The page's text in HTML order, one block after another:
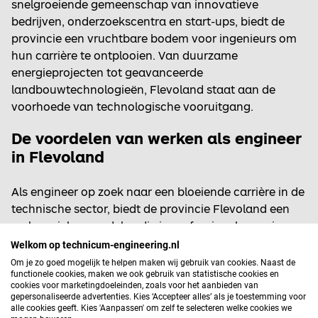
snelgroeiende gemeenschap van innovatieve
bedrijven, onderzoekscentra en start-ups, biedt de
provincie een vruchtbare bodem voor ingenieurs om
hun carrière te ontplooien. Van duurzame
energieprojecten tot geavanceerde
landbouwtechnologieën, Flevoland staat aan de
voorhoede van technologische vooruitgang.
De voordelen van werken als engineer
in Flevoland
Als engineer op zoek naar een bloeiende carrière in de
technische sector, biedt de provincie Flevoland een
reeks unieke voordelen die je professionele groei en
levenskwaliteit aanzienlijk kunnen verrijken. Hier zijn
enkele overtuigende redenen waarom werken als
engineer in Flevoland een slimme keuze is:
Diversiteit aan Industrieën: De provincie
Welkom op technicum-engineering.nl
Om je zo goed mogelijk te helpen maken wij gebruik van cookies. Naast de
functionele cookies, maken we ook gebruik van statistische cookies en
cookies voor marketingdoeleinden, zoals voor het aanbieden van
gepersonaliseerde advertenties. Kies ‘Accepteer alles’ als je toestemming voor
alle cookies geeft. Kies 'Aanpassen' om zelf te selecteren welke cookies we